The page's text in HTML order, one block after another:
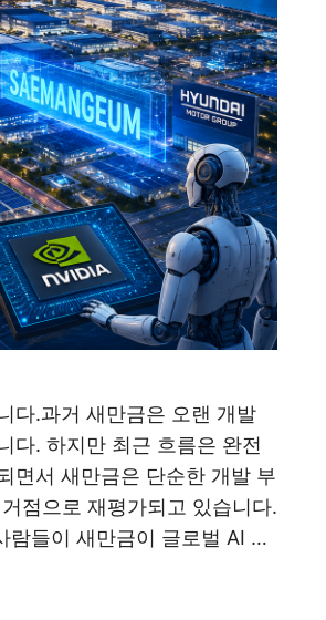
다.과거 새만금은 오랜 개발
다. 하지만 최근 흐름은 완전
면서 새만금은 단순한 개발 부
점으로 재평가되고 있습니다.
람들이 새만금이 글로벌 AI …